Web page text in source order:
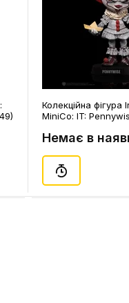
Колекційна фігура
MiniCo: IT:
Немає в